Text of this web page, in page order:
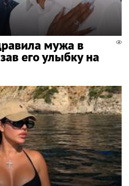
мужа в
его улыбку на